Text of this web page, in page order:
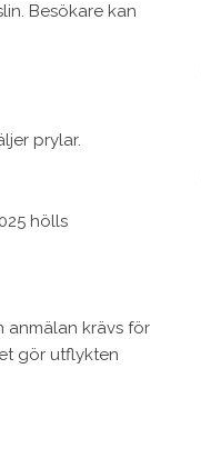
Besökare kan
prylar.
hölls
anmälan krävs för
gör utflykten